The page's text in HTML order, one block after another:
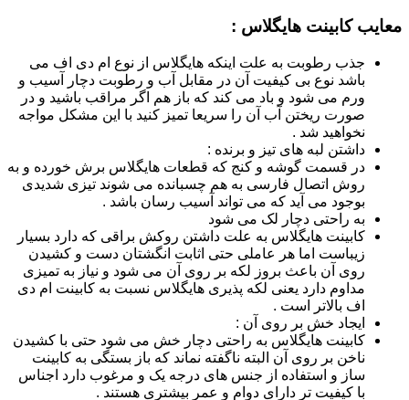
معایب کابینت هایگلاس :
جذب رطوبت به علت اینکه هایگلاس از نوع ام دی اف می
باشد نوع بی کیفیت آن در مقابل آب و رطوبت دچار آسیب و
ورم می شود و باد می کند که باز هم اگر مراقب باشید و در
صورت ریختن آب آن را سریعا تمیز کنید با این مشکل مواجه
نخواهید شد .
داشتن لبه های تیز و برنده :
در قسمت گوشه و کنج که قطعات هایگلاس برش خورده و به
روش اتصال فارسی به هم چسبانده می شوند تیزی شدیدی
بوجود می آید که می تواند آسیب رسان باشد .
به راحتی دچار لک می شود
کابینت هایگلاس به علت داشتن روکش براقی که دارد بسیار
زیباست اما هر عاملی حتی اثابت انگشتان دست و کشیدن
روی آن باعث بروز لکه بر روی آن می شود و نیاز به تمیزی
مداوم دارد یعنی لکه پذیری هایگلاس نسبت به کابینت ام دی
اف بالاتر است .
ایجاد خش بر روی آن :
کابینت هایگلاس به راحتی دچار خش می شود حتی با کشیدن
ناخن بر روی آن البته ناگفته نماند که باز بستگی به کابینت
ساز و استفاده از جنس های درجه یک و مرغوب دارد اجناس
با کیفیت تر دارای دوام و عمر بیشتری هستند .